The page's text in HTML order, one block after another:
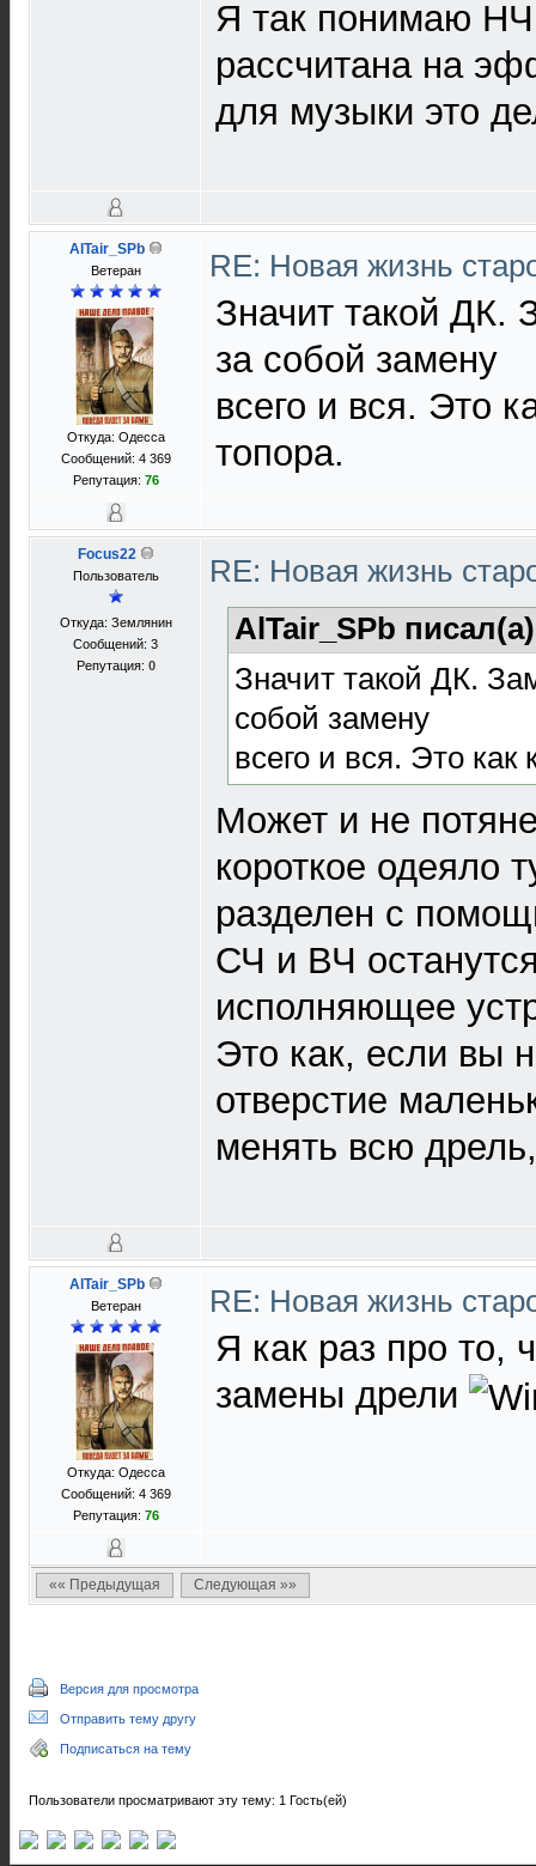
Я так понимаю НЧ
рассчитана на
для музыки это
AlTair_SPb
Ветеран
Откуда: Одесса
Сообщений: 4 369
Репутация: 76
RE: Новая жизнь
Значит такой ДК.
за собой замену
всего и вся. Это
топора.
Focus22
Пользователь
Откуда: Землянин
Сообщений: 3
Репутация: 0
RE: Новая жизнь
AlTair_SPb
Значит такой ДК.
собой замену
всего и вся. Это как
Может и не
короткое одеяло
разделен с
СЧ и ВЧ
исполняющее
Это как, если вы
отверстие
менять всю
AlTair_SPb
Ветеран
Откуда: Одесса
Сообщений: 4 369
Репутация: 76
RE: Новая жизнь
Я как раз про то,
замены дрели
«« Предыдущая Следующая »»
Версия для просмотра
Отправить тему другу
Подписаться на тему
Пользователи просматривают эту тему: 1 Гость(ей)